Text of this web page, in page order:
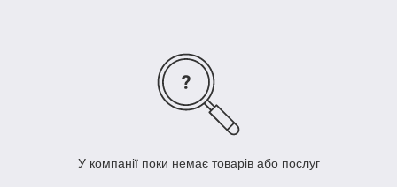
У компанії поки немає товарів або послуг